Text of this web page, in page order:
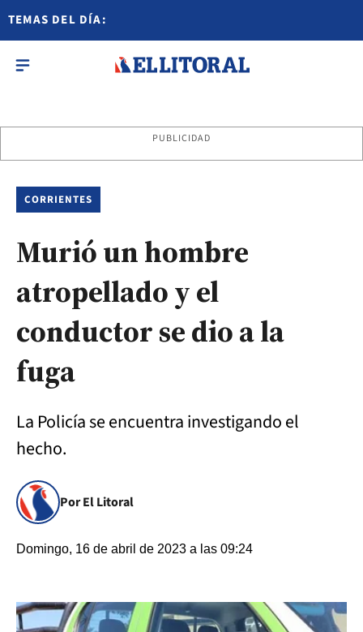
TEMAS DEL DÍA:
PUBLICIDAD
CORRIENTES
Murió un hombre
atropellado y el
conductor se dio a la
fuga
La Policía se encuentra investigando el
hecho.
Por El Litoral
Domingo, 16 de abril de 2023 a las 09:24